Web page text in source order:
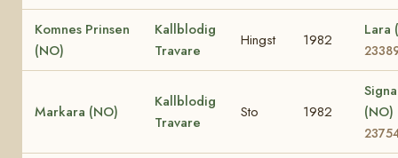
Komnes Prinsen
(NO)
Kallblodig
Travare
Hingst 1982
Lara
Markara (NO)
Kallblodig
Travare
Sto 1982
(NO)